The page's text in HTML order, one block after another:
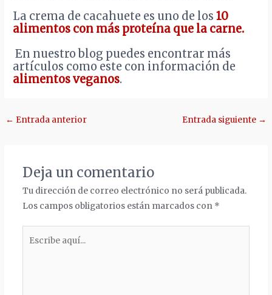
La crema de cacahuete es uno de los10
alimentos con más proteína que la carne.
En nuestro blog puedes encontrar más
artículos como este con información de
alimentos veganos.
Navegación
← Entrada anterior Entrada siguiente →
Deja un comentario
Tu dirección de correo electrónico no será publicada.
Los campos obligatorios están marcados con *